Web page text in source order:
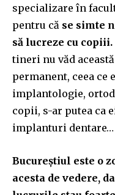
specializare în
pentru că se simte
să lucreze cu copiii.
tineri nu văd
permanent, ceea ce
implantologie,
copii, s-ar putea ca
implanturi dentare…
Bucureștiul este o
acesta de vedere,